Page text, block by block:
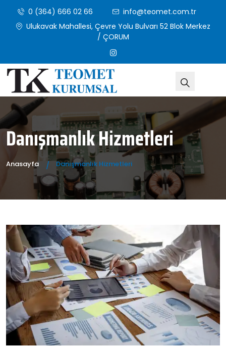
0 (364) 666 02 66
info@teomet.com.tr
Ulukavak Mahallesi, Çevre Yolu Bulvarı 52 Blok Merkez
/ ÇORUM
Danışmanlık Hizmetleri
Anasayfa Danışmanlık Hizmetleri